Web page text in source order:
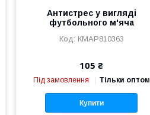
Антистрес у вигляді
футбольного м'яча
КМAP810363
105 ₴
Під замовлення Тільки оптом
Купити